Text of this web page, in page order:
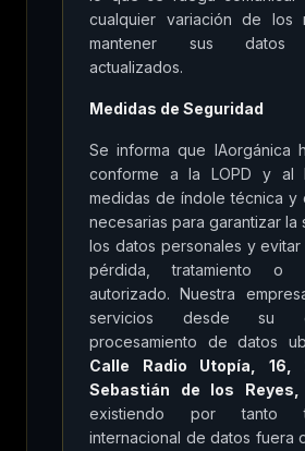
cualquier variación de los
mantener sus datos
actualizados.
Medidas de Seguridad
Se informa que IAorgánica
conforme a la LOPD y al
medidas de índole técnica y
necesarias para garantizar la
los datos personales y evitar
pérdida, tratamiento o
autorizado. Nuestra
servicios desde su
procesamiento de datos
Calle Radio Utopía, 16,
Sebastián de los Reyes,
existiendo por tanto
internacional de datos fuera